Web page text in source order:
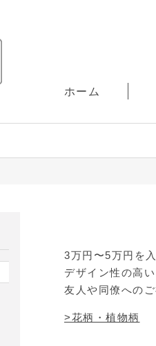
ホーム
3万円〜5万円を
デザイン性の高
友人や同僚への
>花柄・植物柄